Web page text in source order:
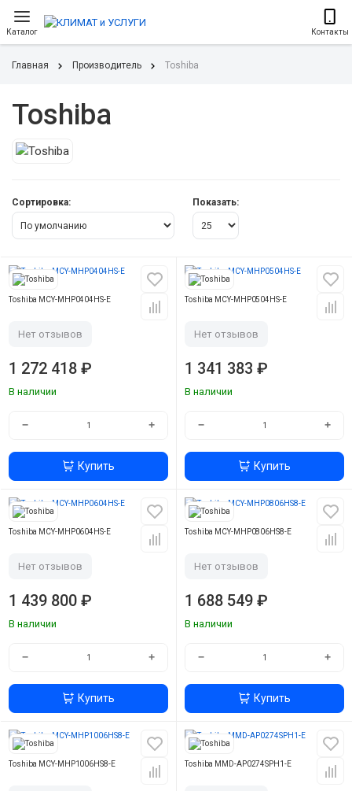
Каталог Контакты
Главная Производитель Toshiba
Toshiba
Сортировка: Показать:
Toshiba MCY-MHP0404HS-E
Нет отзывов
1 272 418 ₽
В наличии
− +
Купить
Toshiba MCY-MHP0504HS-E
Нет отзывов
1 341 383 ₽
В наличии
− +
Купить
Toshiba MCY-MHP0604HS-E
Нет отзывов
1 439 800 ₽
В наличии
− +
Купить
Toshiba MCY-MHP0806HS8-E
Нет отзывов
1 688 549 ₽
В наличии
− +
Купить
Toshiba MCY-MHP1006HS8-E Toshiba MMD-AP0274SPH1-E